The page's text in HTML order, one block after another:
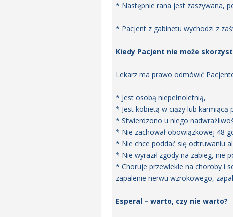
* Następnie rana jest zaszywana,
* Pacjent z gabinetu wychodzi z
Kiedy Pacjent nie może
Lekarz ma prawo odmówić
* Jest osobą niepełnoletnią,
* Jest kobietą w ciąży lub karmiącą
* Stwierdzono u niego
* Nie zachował obowiązkowej 48
* Nie chce poddać się odtruwaniu
* Nie wyraził zgody na zabieg, nie
* Choruje przewlekle na choroby i
zapalenie nerwu wzrokowego,
Esperal – warto, czy nie warto?